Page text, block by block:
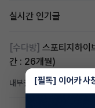
실시간 인기글
[수다방] 스포티지하이
간 : 26개월)
내부결재20시간 전조회
[필독] 이어카 사